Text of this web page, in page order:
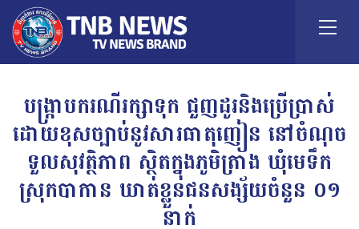
បង្ក្រាបករណីរក្សាទុក ជួញដូរនិងប្រើប្រាស់
ដោយខុសច្បាប់នូវសារធាតុញៀន នៅចំណុច
ទួលសុវត្ថិភាព ស្ថិតក្នុងភូមិត្រាង ឃុំមេទឹក
ស្រុកបាកាន ឃាត់ខ្លួនជនសង្ស័យចំនួន ០១
នាក់